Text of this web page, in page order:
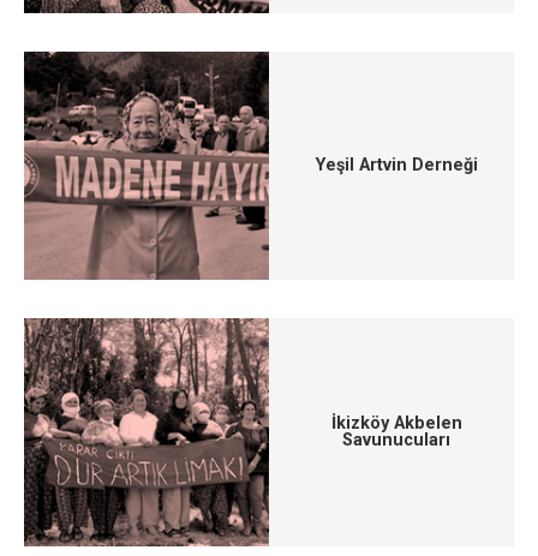
Yeşil Artvin Derneği
İkizköy Akbelen
Savunucuları